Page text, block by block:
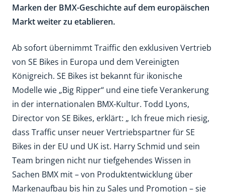
Marken der BMX-Geschichte auf dem europäischen
Markt weiter zu etablieren.
Ab sofort übernimmt Traiffic den exklusiven Vertrieb
von SE Bikes in Europa und dem Vereinigten
Königreich. SE Bikes ist bekannt für ikonische
Modelle wie „Big Ripper“ und eine tiefe Verankerung
in der internationalen BMX-Kultur. Todd Lyons,
Director von SE Bikes, erklärt: „ Ich freue mich riesig,
dass Traffic unser neuer Vertriebspartner für SE
Bikes in der EU und UK ist. Harry Schmid und sein
Team bringen nicht nur tiefgehendes Wissen in
Sachen BMX mit – von Produktentwicklung über
Markenaufbau bis hin zu Sales und Promotion – sie